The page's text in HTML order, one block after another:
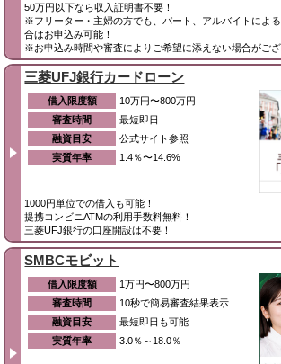
50万円以下なら収入証明書不要！
※フリーター・主婦の方でも、パート、アルバイトによ
合はお申込み可能！
※お申込み時間や審査によりご希望に添えない場合がござ
三菱UFJ銀行カードローン
借入限度額
10万円〜800万円
審査時間
最短即日
融資目安
公式サイト参照
実質年率
1.4％〜14.6%
1000円単位での借入も可能！
提携コンビニATMの利用手数料無料！
三菱UFJ銀行の口座開設は不要！
SMBCモビット
借入限度額
1万円〜800万円
審査時間
10秒で簡易審査結果表示
融資目安
最短即日も可能
実質年率
3.0％～18.0％